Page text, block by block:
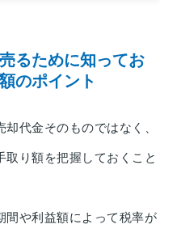
るために知ってお
のポイント
代金そのものではなく、
り額を把握しておくこと
間や利益額によって税率が